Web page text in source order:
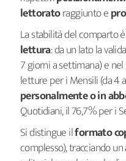
lettoratoraggiunto e
La stabilità del comparto
lettura: da un lato la valida
7 giorni a settimana) e
letture per i Mensili (da 4
personalmente o in
Quotidiani, il 76,7% per i
Si distingue ilformato
complesso), tracciando un